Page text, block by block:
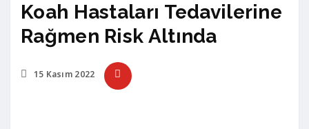
Koah Hastaları Tedavilerine
Rağmen Risk Altında
15 Kasım 2022